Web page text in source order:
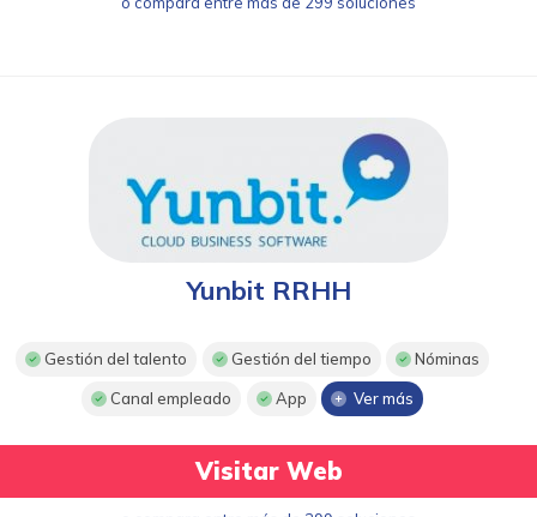
Yunbit RRHH
Gestión del talento Gestión del tiempo Nóminas
Canal empleado App Ver más
Visitar Web